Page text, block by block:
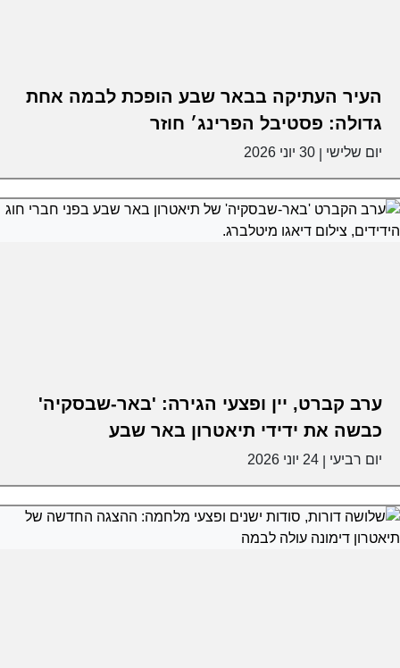
העיר העתיקה בבאר שבע הופכת לבמה אחת
גדולה: פסטיבל הפרינג׳ חוזר
יום שלישי 30 יוני 2026
ערב קברט, יין ופצעי הגירה: 'באר-שבסקיה'
כבשה את ידידי תיאטרון באר שבע
יום רביעי 24 יוני 2026